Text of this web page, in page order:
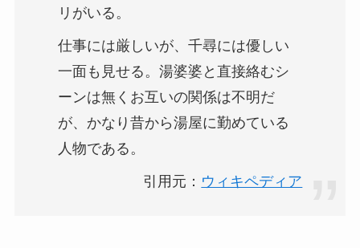
リがいる。
仕事には厳しいが、千尋には優しい
一面も見せる。湯婆婆と直接絡むシ
ーンは無くお互いの関係は不明だ
が、かなり昔から湯屋に勤めている
人物である。
引用元： ウィキペディア